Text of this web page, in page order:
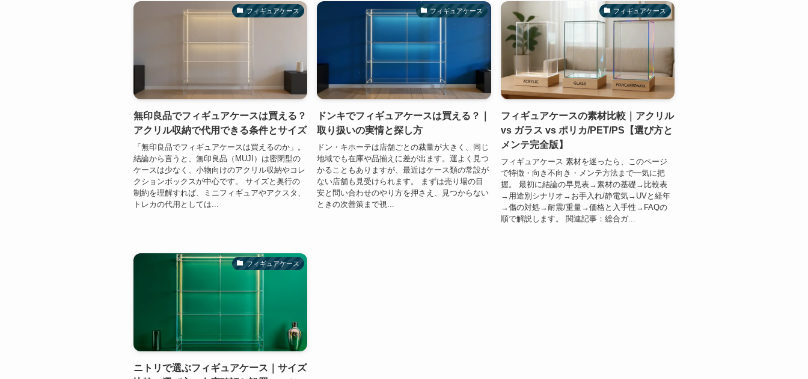
フィギュアケース
無印良品でフィギュアケースは買える？
アクリル収納で代用できる条件とサイズ
「無印良品でフィギュアケースは買えるのか」。
結論から言うと、無印良品（MUJI）は密閉型の
ケースは少なく、小物向けのアクリル収納やコレ
クションボックスが中心です。 サイズと奥行の
制約を理解すれば、ミニフィギュアやアクスタ、
トレカの代用としては...
フィギュアケース
ドンキでフィギュアケースは買える？｜
取り扱いの実情と探し方
ドン・キホーテは店舗ごとの裁量が大きく、同じ
地域でも在庫や品揃えに差が出ます。運よく見つ
かることもありますが、最近はケース類の常設が
ない店舗も見受けられます。 まずは売り場の目
安と問い合わせのやり方を押さえ、見つからない
ときの次善策まで視...
フィギュアケース
フィギュアケースの素材比較｜アクリル
vs ガラス vs ポリカ/PET/PS【選び方と
メンテ完全版】
フィギュアケース 素材を迷ったら、このページ
で特徴・向き不向き・メンテ方法まで一気に把
握。 最初に結論の早見表→素材の基礎→比較表
→用途別シナリオ→お手入れ/静電気→UVと経年
→傷の対処→耐震/重量→価格と入手性→FAQの
順で解説します。 関連記事：総合ガ...
フィギュアケース
ニトリで選ぶフィギュアケース｜サイズ